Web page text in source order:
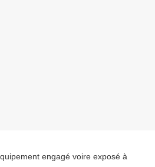
engagé voire exposé à